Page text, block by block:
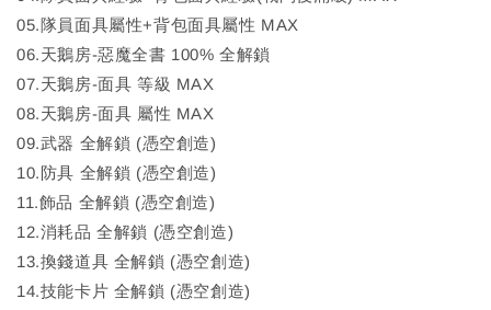
05.隊員面具屬性+背包面具屬性 MAX
06.天鵝房-惡魔全書 100% 全解鎖
07.天鵝房-面具 等級 MAX
08.天鵝房-面具 屬性 MAX
09.武器 全解鎖 (憑空創造)
10.防具 全解鎖 (憑空創造)
11.飾品 全解鎖 (憑空創造)
12.消耗品 全解鎖 (憑空創造)
13.換錢道具 全解鎖 (憑空創造)
14.技能卡片 全解鎖 (憑空創造)